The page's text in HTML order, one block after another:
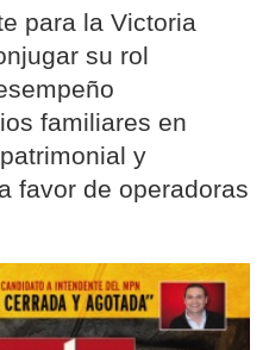
para la Victoria
su rol
familiares en
y
favor de operadoras